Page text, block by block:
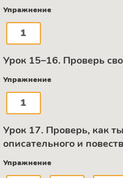
Упражнение
1
Урок 15–16. Проверь
Упражнение
1
Урок 17. Проверь, как
описательного и
Упражнение